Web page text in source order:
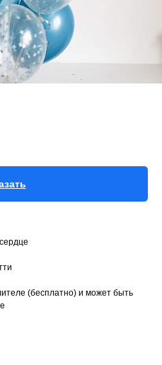
(бесплатно) и может быть